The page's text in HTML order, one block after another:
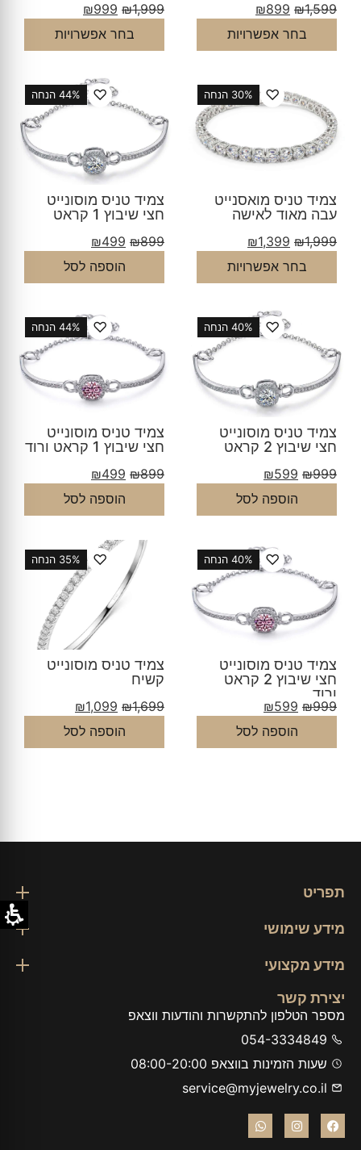
₪1,599
₪899
בחר אפשרויות
₪1,999
₪999
בחר אפשרויות
30% הנחה ♡
צמיד טניס מואסנייט
עבה מאוד לאישה
₪1,999
₪1,399
בחר אפשרויות
44% הנחה ♡
צמיד טניס מוסונייט
חצי שיבוץ 1 קראט
₪899
₪499
הוספה לסל
40% הנחה ♡
צמיד טניס מוסונייט
חצי שיבוץ 2 קראט
₪999
₪599
הוספה לסל
44% הנחה ♡
צמיד טניס מוסונייט
חצי שיבוץ 1 קראט ורוד
₪899
₪499
הוספה לסל
40% הנחה ♡
צמיד טניס מוסונייט
חצי שיבוץ 2 קראט
ורוד
₪999
₪599
הוספה לסל
35% הנחה ♡
צמיד טניס מוסונייט
קשיח
₪1,699
₪1,099
הוספה לסל
תפריט
מידע שימושי
מידע מקצועי
יצירת קשר
מספר הטלפון להתקשרות והודעות ווצאפ
054-3334849
שעות הזמינות בווצאפ 08:00-20:00
service@myjewelry.co.il